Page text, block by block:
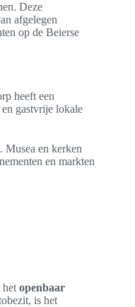
Deze
afgelegen
op de Beierse
heeft een
gastvrije lokale
Musea en kerken
en markten
het openbaar
is het